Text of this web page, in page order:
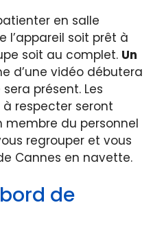
en salle
l’appareil soit prêt à
soit au complet. Un
d’une vidéo débutera
présent. Les
respecter seront
membre du personnel
regrouper et vous
Cannes en navette.
de